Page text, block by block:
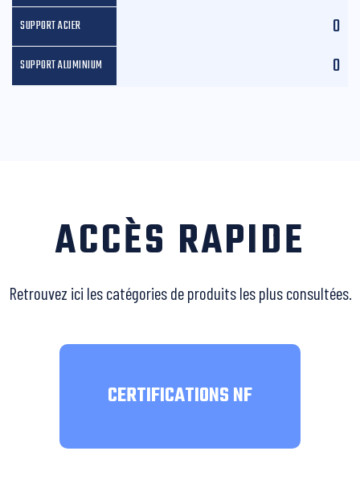
0
0
ACCÈS RAPIDE
Retrouvez ici les catégories de produits les plus consultées.
CERTIFICATIONS NF